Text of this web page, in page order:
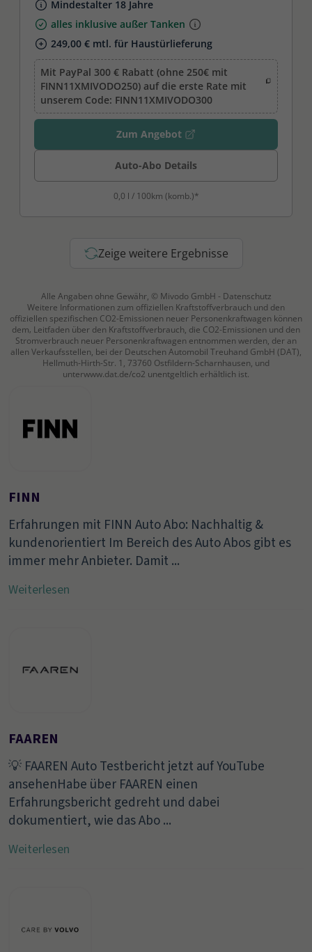
FINN
Erfahrungen mit FINN Auto Abo: Nachhaltig &
kundenorientiert Im Bereich des Auto Abos gibt es
immer mehr Anbieter. Damit ...
Weiterlesen
FAAREN
💡​ FAAREN Auto Testbericht jetzt auf YouTube
ansehenHabe über FAAREN einen
Erfahrungsbericht gedreht und dabei
dokumentiert, wie das Abo ...
Weiterlesen